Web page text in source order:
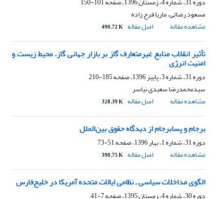
مسعود رضائی، ماریا فرح زاده
مشاهده مقاله
اصل مقاله 490.72 K
تأثیر انقلاب منابع غیرمتعارف گاز بر بازار جهانی گاز، محیط زیست و
امنیت انرژی
دوره 31، شماره 3، پاییز 1396، صفحه
185-210
سیدمحمدرضا سعیدی نیاسر
مشاهده مقاله
اصل مقاله 328.39 K
برجام و پسابرجام از دیدگاه حقوق بین‌الملل
دوره 31، شماره 1، بهار 1396، صفحه
51-73
مشاهده مقاله
اصل مقاله 398.75 K
الگوی مداخلات سیاسی ـ نظامی ایالات متحده آمریکا در خلیج‌فارس
دوره 30، شماره 4، زمستان 1395، صفحه
7-41